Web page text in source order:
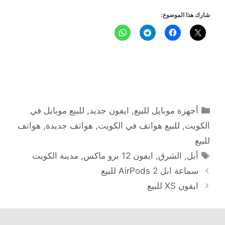
شارك هذا الموضوع:
التصنيفات
أجهزة موبايل للبيع, ايفون جديد, للبيع موبايل في
الكويت, للبيع هواتف في الكويت, هواتف جديدة, هواتف
للبيع
الوسوم
أبل, الشرق, ايفون 12 برو ماكس , مدينة الكويت
سماعة ابل AirPods 2 للبيع
ايفون XS للبيع